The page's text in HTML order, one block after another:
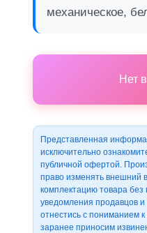
механическое,
Нет
Представленная
исключительно
публичной офертой.
право изменять внешний
комплектацию товара без
уведомления продавцов
отнестись с пониманием
заранее приносим